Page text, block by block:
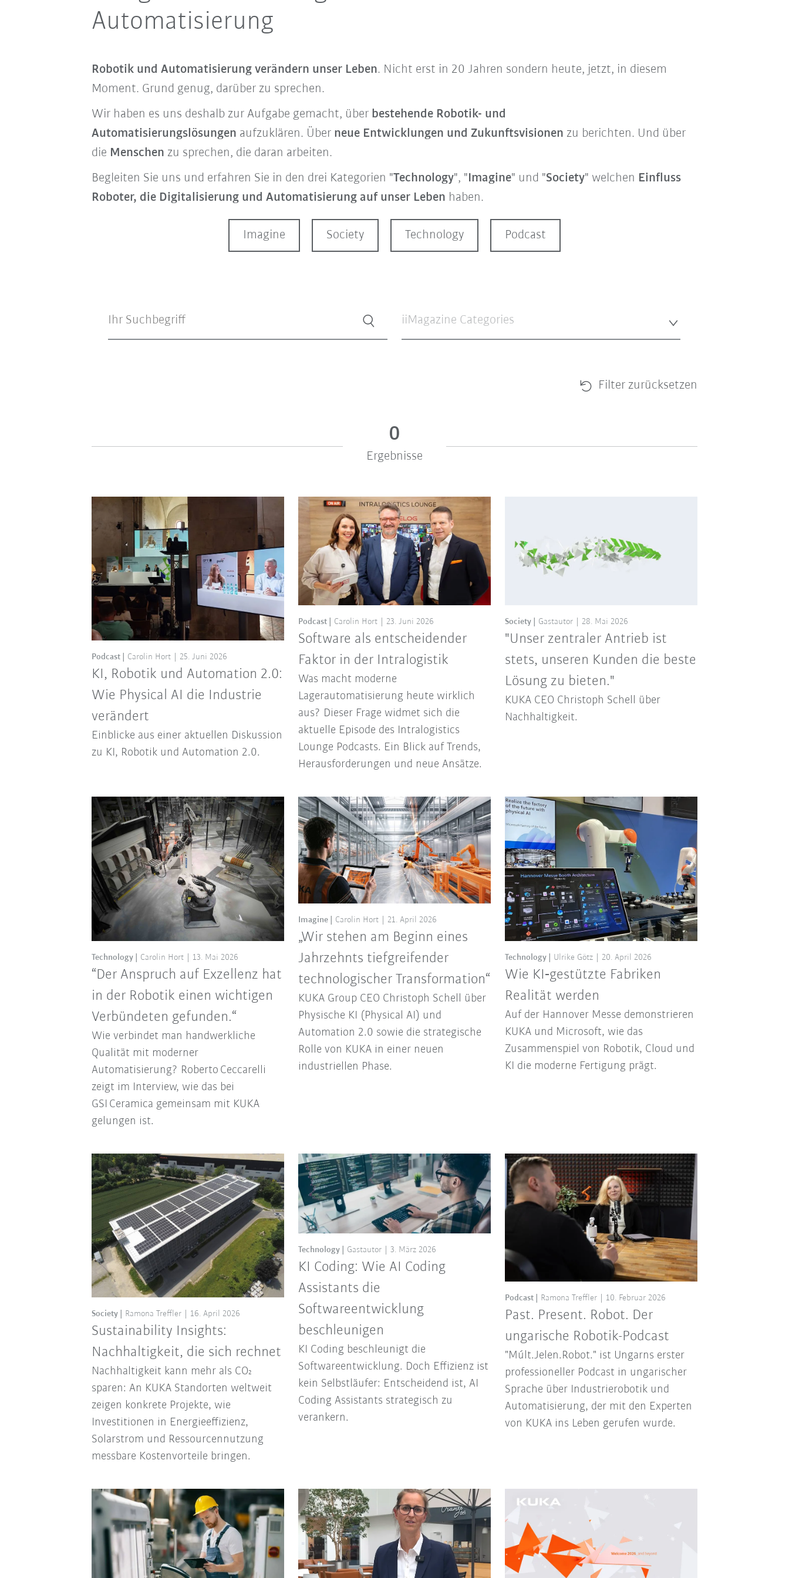
Automatisierung
Robotik und Automatisierung verändern unser Leben. Nicht erst in 20 Jahren sondern heute, jetzt, in diesem
Moment. Grund genug, darüber zu sprechen.
Wir haben es uns deshalb zur Aufgabe gemacht, über bestehende Robotik- und
Automatisierungslösungen aufzuklären. Über neue Entwicklungen und Zukunftsvisionen zu berichten. Und über
die Menschen zu sprechen, die daran arbeiten.
Begleiten Sie uns und erfahren Sie in den drei Kategorien "Technology", "Imagine" und "Society" welchen Einfluss
Roboter, die Digitalisierung und Automatisierung auf unser Leben haben.
Imagine Society Technology Podcast
iiMagazine Categories
Filter zurücksetzen
0
Ergebnisse
KI, Robotik und Automation 2.0:
Wie Physical AI die Industrie
verändert
Podcast Carolin Hort 25. Juni 2026
Einblicke aus einer aktuellen Diskussion
zu KI, Robotik und Automation 2.0.
Software als entscheidender
Faktor in der Intralogistik
Podcast Carolin Hort 23. Juni 2026
Was macht moderne
Lagerautomatisierung heute wirklich
aus? Dieser Frage widmet sich die
aktuelle Episode des Intralogistics
Lounge Podcasts. Ein Blick auf Trends,
Herausforderungen und neue Ansätze.
"Unser zentraler Antrieb ist
stets, unseren Kunden die beste
Lösung zu bieten."
Society Gastautor 28. Mai 2026
KUKA CEO Christoph Schell über
Nachhaltigkeit.
“Der Anspruch auf Exzellenz hat
in der Robotik einen wichtigen
Verbündeten gefunden.“
Technology Carolin Hort 13. Mai 2026
Wie verbindet man handwerkliche
Qualität mit moderner
Automatisierung? Roberto Ceccarelli
zeigt im Interview, wie das bei
GSI Ceramica gemeinsam mit KUKA
gelungen ist.
„Wir stehen am Beginn eines
Jahrzehnts tiefgreifender
technologischer Transformation“
Imagine Carolin Hort 21. April 2026
KUKA Group CEO Christoph Schell über
Physische KI (Physical AI) und
Automation 2.0 sowie die strategische
Rolle von KUKA in einer neuen
industriellen Phase.
Wie KI‑gestützte Fabriken
Realität werden
Technology Ulrike Götz 20. April 2026
Auf der Hannover Messe demonstrieren
KUKA und Microsoft, wie das
Zusammenspiel von Robotik, Cloud und
KI die moderne Fertigung prägt.
Sustainability Insights:
Nachhaltigkeit, die sich rechnet
Society Ramona Treffler 16. April 2026
Nachhaltigkeit kann mehr als CO₂
sparen: An KUKA Standorten weltweit
zeigen konkrete Projekte, wie
Investitionen in Energieeffizienz,
Solarstrom und Ressourcennutzung
messbare Kostenvorteile bringen.
KI Coding: Wie AI Coding
Assistants die
Softwareentwicklung
beschleunigen
Technology Gastautor 3. März 2026
KI Coding beschleunigt die
Softwareentwicklung. Doch Effizienz ist
kein Selbstläufer: Entscheidend ist, AI
Coding Assistants strategisch zu
verankern.
Past. Present. Robot. Der
ungarische Robotik-Podcast
Podcast Ramona Treffler 10. Februar 2026
"Múlt.Jelen.Robot." ist Ungarns erster
professioneller Podcast in ungarischer
Sprache über Industrierobotik und
Automatisierung, der mit den Experten
von KUKA ins Leben gerufen wurde.